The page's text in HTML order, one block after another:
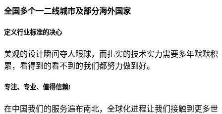
贵公司的团队规模是？
目前主要的营销渠道是？
全国多个一二线城市及部分海外国家
定义行业标准的决心
美观的设计瞬间夺人眼球，而扎实的技术实力需要多年默默积
累，看得到的看不到的我们都努力做到好。
专注、专业、值得信赖!
在中国我们的服务遍布南北，全球化进程让我们接触到更多世